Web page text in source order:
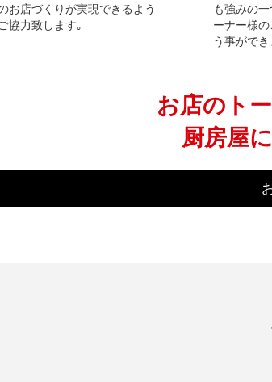
お店づくりが実現できるよう
協力致します｡
も強みの
ーナー様
う事ができ
お店のト
厨房屋